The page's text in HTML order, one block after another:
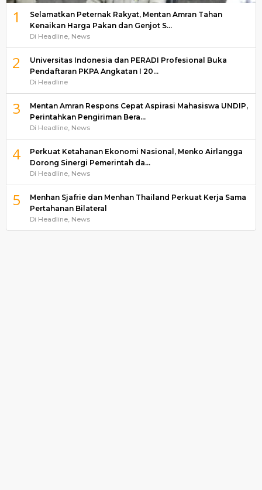
1
Selamatkan Peternak Rakyat, Mentan Amran Tahan
Kenaikan Harga Pakan dan Genjot S…
Di Headline, News
2
Universitas Indonesia dan PERADI Profesional Buka
Pendaftaran PKPA Angkatan I 20…
Di Headline
3
Mentan Amran Respons Cepat Aspirasi Mahasiswa UNDIP,
Perintahkan Pengiriman Bera…
Di Headline, News
4
Perkuat Ketahanan Ekonomi Nasional, Menko Airlangga
Dorong Sinergi Pemerintah da…
Di Headline, News
5
Menhan Sjafrie dan Menhan Thailand Perkuat Kerja Sama
Pertahanan Bilateral
Di Headline, News